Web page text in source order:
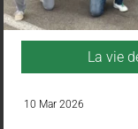
La vie
10 Mar 2026